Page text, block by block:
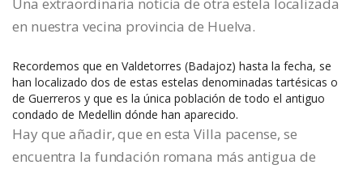
Una extraordinaria noticia de otra estela localizada
en nuestra vecina provincia de Huelva.
Recordemos que en Valdetorres (Badajoz) hasta la fecha, se
han localizado dos de estas estelas denominadas tartésicas o
de Guerreros y que es la única población de todo el antiguo
condado de Medellin dónde han aparecido.
Hay que añadir, que en esta Villa pacense, se
encuentra la fundación romana más antigua de